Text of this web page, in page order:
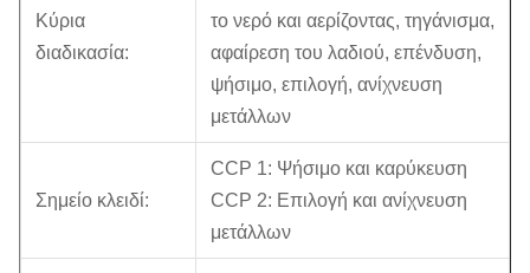
Κύρια
διαδικασία:
το νερό και αερίζοντας, τηγάνισμα,
αφαίρεση του λαδιού, επένδυση,
ψήσιμο, επιλογή, ανίχνευση
μετάλλων
Σημείο κλειδί:
CCP 1: Ψήσιμο και καρύκευση
CCP 2: Επιλογή και ανίχνευση
μετάλλων